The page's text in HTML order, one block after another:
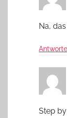
Na,
Step by